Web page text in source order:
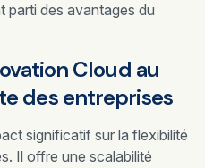
parti des avantages du
Cloud au
des entreprises
significatif sur la flexibilité
Il offre une scalabilité